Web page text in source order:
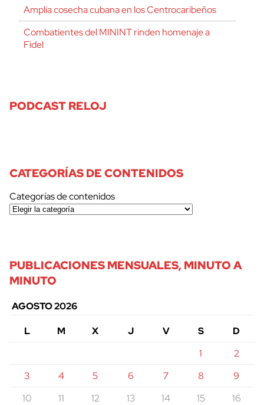
Amplia cosecha cubana en los Centrocaribeños
Combatientes del MININT rinden homenaje a
Fidel
PODCAST RELOJ
CATEGORÍAS DE CONTENIDOS
Categorías de contenidos
PUBLICACIONES MENSUALES, MINUTO A
MINUTO
AGOSTO 2026
L
M X J V S
D
1
2
3
4 5 6 7 8
9
10
11 12 13 14 15 16